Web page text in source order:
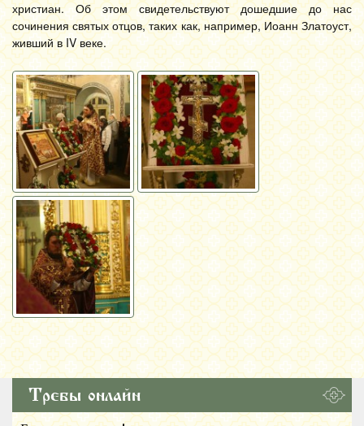
христиан. Об этом свидетельствуют дошедшие до нас
сочинения святых отцов, таких как, например, Иоанн Златоуст,
живший в IV веке.
Требы онлайн